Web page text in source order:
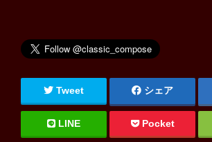
Tweet シェア
LINE Pocket